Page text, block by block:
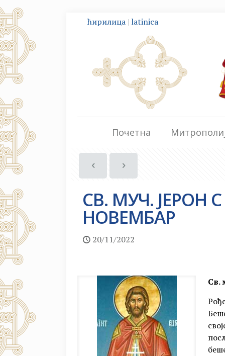
ћирилица | latinica
Почетна
СВ. МУЧ. ЈЕРОН
НОВЕМБАР
20/11/2022
Св.